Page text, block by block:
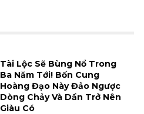
Tài Lộc Sẽ Bùng Nổ Trong
Ba Năm Tới! Bốn Cung
Hoàng Đạo Này Đảo Ngược
Dòng Chảy Và Dần Trở Nên
Giàu Có